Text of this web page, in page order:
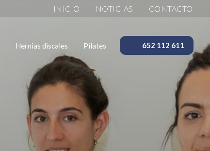
INICIO NOTICIAS CONTACTO
Hernias discales Pilates 652 112 611